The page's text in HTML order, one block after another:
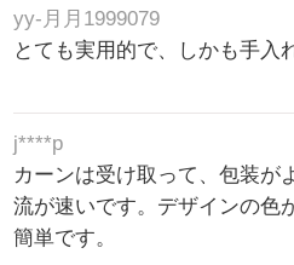
yy-月月1999079
とても実用的で、しかも手入
j****p
カーンは受け取って、包装が
流が速いです。デザインの色
簡単です。